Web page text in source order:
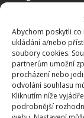
Abychom poskytli co
ukládání a/nebo
soubory cookies.
partnerům umožní
procházení nebo
odvolání souhlasu
Kliknutím níže
podrobnější
Druhá
Z terasy, která
vidíte všude
na relaxaci a